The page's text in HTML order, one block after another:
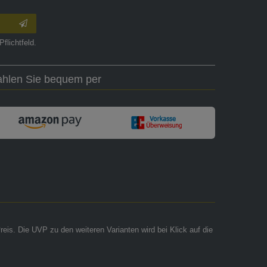
Sie bequem per
Die UVP zu den weiteren Varianten wird bei Klick auf die